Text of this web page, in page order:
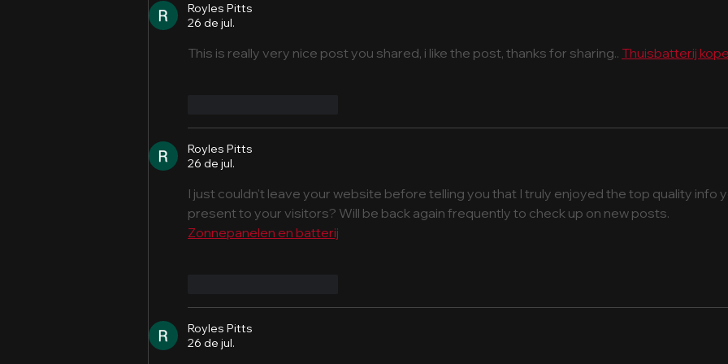
Royles Pitts
26 de jul.
This is really very nice post you shared, i like the post, thanks for sharing.. Thuisbatterij
Royles Pitts
26 de jul.
I just couldn't leave your website before telling you that I truly enjoyed the top quality info
present to your visitors? Will be back again frequently to check up on new posts.
Zonnepanelen en batterij
Royles Pitts
26 de jul.